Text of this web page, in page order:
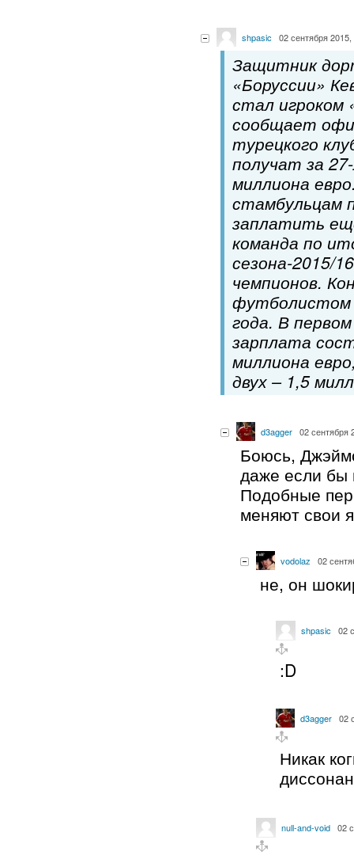
shpasic 02 сентября
Защитник
«Боруссии»
стал игроком
сообщает
турецкого
получат за
миллиона
стамбульцам
заплатить
команда по
сезона-2015/
чемпионов.
футболистом
года. В
зарплата
миллиона
двух – 1,5
d3agger 02 сентября
Боюсь,
даже если
Подобные
меняют свои
vodolaz 02
не, он
shpasic 02
:D
d3agger 02
Никак
null-and-void 02